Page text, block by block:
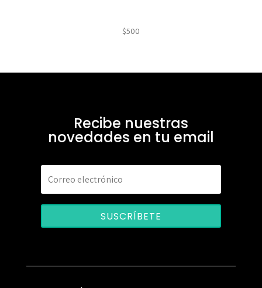
$500
Recibe nuestras
novedades en tu email
SUSCRÍBETE